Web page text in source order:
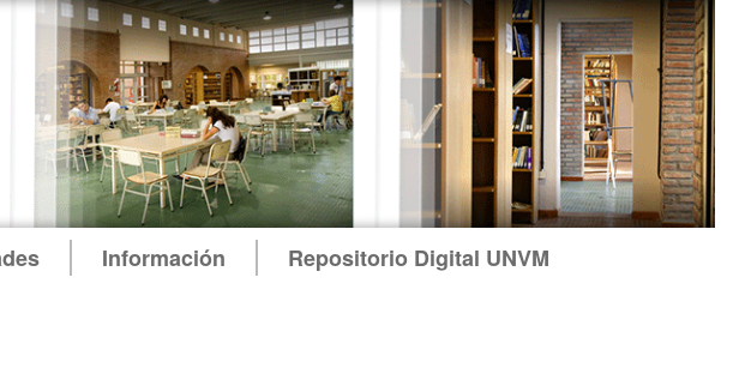
Información Repositorio Digital UNVM